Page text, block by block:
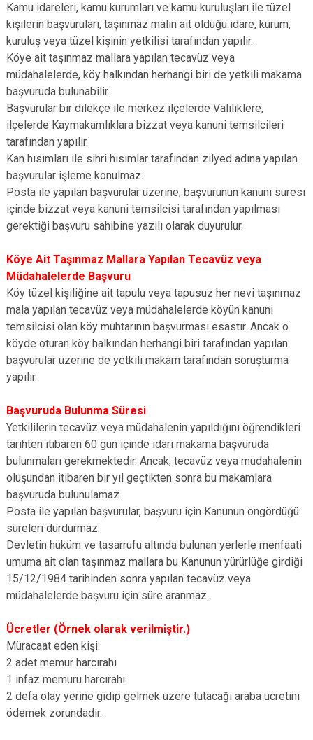
Kamu idareleri, kamu kurumları ve kamu kuruluşları ile tüzel
kişilerin başvuruları, taşınmaz malın ait olduğu idare, kurum,
kuruluş veya tüzel kişinin yetkilisi tarafından yapılır.
Köye ait taşınmaz mallara yapılan tecavüz veya
müdahalelerde, köy halkından herhangi biri de yetkili makama
başvuruda bulunabilir.
Başvurular bir dilekçe ile merkez ilçelerde Valiliklere,
ilçelerde Kaymakamlıklara bizzat veya kanuni temsilcileri
tarafından yapılır.
Kan hısımları ile sihri hısımlar tarafından zilyed adına yapılan
başvurular işleme konulmaz.
Posta ile yapılan başvurular üzerine, başvurunun kanuni süresi
içinde bizzat veya kanuni temsilcisi tarafından yapılması
gerektiği başvuru sahibine yazılı olarak duyurulur.
Köye Ait Taşınmaz Mallara Yapılan Tecavüz veya
Müdahalelerde Başvuru
Köy tüzel kişiliğine ait tapulu veya tapusuz her nevi taşınmaz
mala yapılan tecavüz veya müdahalelerde köyün kanuni
temsilcisi olan köy muhtarının başvurması esastır. Ancak o
köyde oturan köy halkından herhangi biri tarafından yapılan
başvurular üzerine de yetkili makam tarafından soruşturma
yapılır.
Başvuruda Bulunma Süresi
Yetkililerin tecavüz veya müdahalenin yapıldığını öğrendikleri
tarihten itibaren 60 gün içinde idari makama başvuruda
bulunmaları gerekmektedir. Ancak, tecavüz veya müdahalenin
oluşundan itibaren bir yıl geçtikten sonra bu makamlara
başvuruda bulunulamaz.
Posta ile yapılan başvurular, başvuru için Kanunun öngördüğü
süreleri durdurmaz.
Devletin hüküm ve tasarrufu altında bulunan yerlerle menfaati
umuma ait olan taşınmaz mallara bu Kanunun yürürlüğe girdiği
15/12/1984 tarihinden sonra yapılan tecavüz veya
müdahalelerde başvuru için süre aranmaz.
Ücretler (Örnek olarak verilmiştir.)
Müracaat eden kişi:
2 adet memur harcırahı
1 infaz memuru harcırahı
2 defa olay yerine gidip gelmek üzere tutacağı araba ücretini
ödemek zorundadır.